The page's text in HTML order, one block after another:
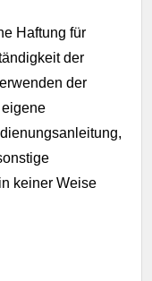
Haftung für
der
der
keiner Weise